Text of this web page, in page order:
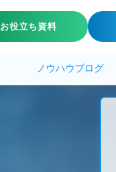
お役立ち資料
ノウハウブログ